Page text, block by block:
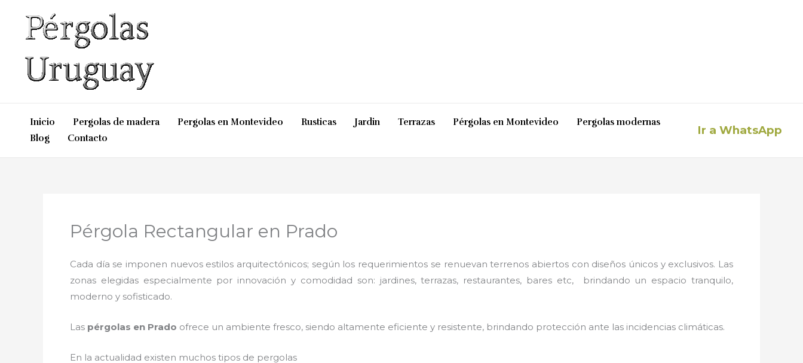
contenido
Inicio Pergolas de madera Pergolas en Montevideo Rusticas Jardin Terrazas Pérgolas en Montevideo
Pergolas modernas
Blog
Contacto
Ir a WhatsApp
Pérgola Rectangular en Prado
Cada día se imponen nuevos estilos arquitectónicos; según los requerimientos se renuevan terrenos abiertos con diseños únicos y exclusivos. Las
zonas elegidas especialmente por innovación y comodidad son: jardines, terrazas, restaurantes, bares etc, brindando un espacio tranquilo,
moderno y sofisticado.
Las pérgolas en Prado ofrece un ambiente fresco, siendo altamente eficiente y resistente, brindando protección ante las incidencias climáticas.
En la actualidad existen muchos tipos de pergolas